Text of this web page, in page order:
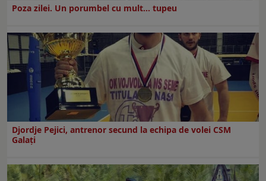
Poza zilei. Un porumbel cu mult… tupeu
Djordje Pejici, antrenor secund la echipa de volei CSM
Galați